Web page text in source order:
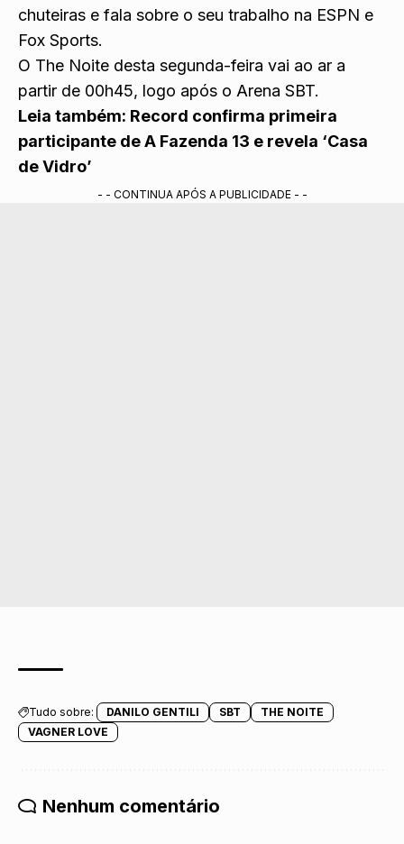
chuteiras e fala sobre o seu trabalho na ESPN e
Fox Sports.
O The Noite desta segunda-feira vai ao ar a
partir de 00h45, logo após o Arena SBT.
Leia também: Record confirma primeira
participante de A Fazenda 13 e revela ‘Casa
de Vidro’
- - CONTINUA APÓS A PUBLICIDADE - -
Tudo sobre: DANILO GENTILI SBT
THE NOITE
VAGNER LOVE
Nenhum comentário